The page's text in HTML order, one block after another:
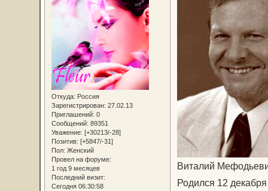
Откуда: Россия
Зарегистрирован: 27.02.13
Приглашений: 0
Сообщений: 89351
Уважение: [+30213/-28]
Позитив: [+5847/-31]
Пол: Женский
Провел на форуме:
1 год 9 месяцев
Последний визит:
Сегодня 06:30:58
Виталий
Родился 12